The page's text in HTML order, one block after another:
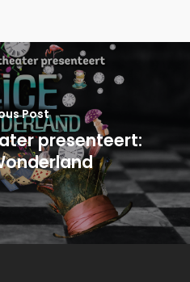
Post
presenteert: